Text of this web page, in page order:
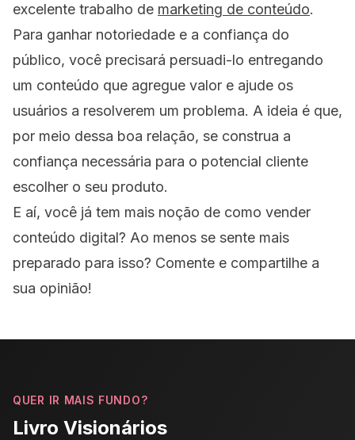
excelente trabalho de marketing de conteúdo.
Para ganhar notoriedade e a confiança do
público, você precisará persuadi-lo entregando
um conteúdo que agregue valor e ajude os
usuários a resolverem um problema. A ideia é que,
por meio dessa boa relação, se construa a
confiança necessária para o potencial cliente
escolher o seu produto.
E aí, você já tem mais noção de como vender
conteúdo digital? Ao menos se sente mais
preparado para isso? Comente e compartilhe a
sua opinião!
QUER IR MAIS FUNDO?
Livro Visionários